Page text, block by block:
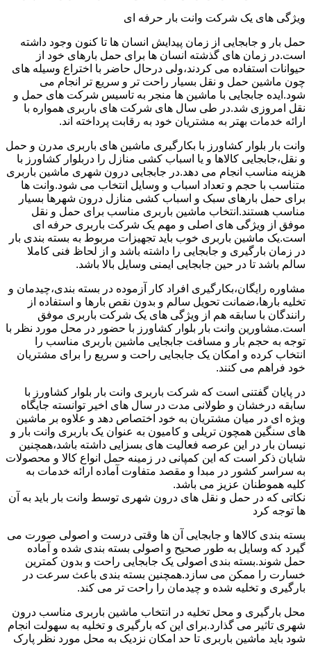
ویژگی های یک شرکت وانت بار حرفه ای
حمل بار و جابجایی از زمان پیدایش انسان ها تا کنون وجود داشته
است.در زمان های گذشته انسان ها برای حمل بارهای خود از
حیوانات استفاده می کردند،ولی درحال حاضر با اختراع وسیله های
چون ماشین حمل و نقل بسیار راحت تر و سریع تر انجام می
شود.ایده جابجایی با ماشین ها منجر به تاسیس شرکت های حمل و
نقل امروزی شد.در طی سال های شرکت های باربری همواره با
ارائه خدمات بهتر به مشتریان خود به رقابت پرداخته اند.
وانت بار بلوار کشاورز با بکارگیری ماشین های باربری مدرن و حمل
و نقل،جابجایی کالاها و یا اسباب کشی منازل را دربلوار کشاورز با
هزینه مناسب انجام می دهد.در جابجایی درون شهری ماشین باربری
متناسب با حجم و تعداد اسباب و وسایل انتخاب می شود.وانت ها
برای حمل بارهای سبک و اسباب کشی منازل درون شهرها بسیار
مناسب هستند.انتخاب ماشین باربری مناسب برای حمل و نقل
موفق از ویژگی های اصلی و مهم یک شرکت باربری حرفه ای
است.یک ماشین باربری خوب باید تجهیزات مربوط به بسته بندی بار
در زمان بارگیری و جابجایی را داشته باشد و از لحاظ فنی کاملا
سالم باشد تا در حین جابجایی ایمنی وسایل بالا باشد.
مشاوره رایگان،بکارگیری افراد کار آزموده در بسته بندی،چیدمان و
تخلیه بارها،ضمانت تحویل سالم و بدون نقص بارها و استفاده از
رانندگان با سابقه هم از ویژگی های یک شرکت باربری موفق
است.مشاورین وانت بار بلوار کشاورز با حضور در محل مورد نظر با
توجه به حجم بار و مسافت جابجایی ماشین باربری مناسب را
انتخاب کرده و امکان یک جابجایی راحت و سریع را برای مشتریان
خود فراهم می کنند.
در پایان گفتنی است که شرکت باربری وانت بار بلوار کشاورز با
سابقه درخشان و طولانی مدت در سال های اخیر توانسته جایگاه
ویژه ای در میان مشتریان به خود اختصاص دهد و علاوه بر ماشین
های سنگین همچون تریلی و کامیون به عنوان یک باربری وانت بار و
نیسان بار در این عرصه فعالیت های بسزایی داشته باشد،همچنین
شایان ذکر است که این کمپانی در زمینه حمل انواع کالا و محصولات
به سراسر کشور در مبدا و مقصد متفاوت آماده ارائه خدمات به
کلیه هموطنان عزیز می باشد.
نکاتی که در حمل و نقل های درون شهری توسط وانت بار باید به آن
ها توجه کرد
بسته بندی کالاها و جابجایی آن ها وقتی درست و اصولی صورت می
گیرد که وسایل به طور صحیح و اصولی بسته بندی شده و آماده
حمل شوند.بسته بندی اصولی یک جابجایی راحت و بدون کمترین
خسارت را ممکن می سازد.همچنین بسته بندی باعث سرعت در
بارگیری و تخلیه شده و چیدمان را راحت تر می کند.
محل بارگیری و محل تخلیه در انتخاب ماشین باربری مناسب درون
شهری تاثیر می گذارد.برای این که بارگیری و تخلیه به سهولت انجام
شود باید ماشین باربری تا حد امکان نزدیک به محل مورد نظر پارک